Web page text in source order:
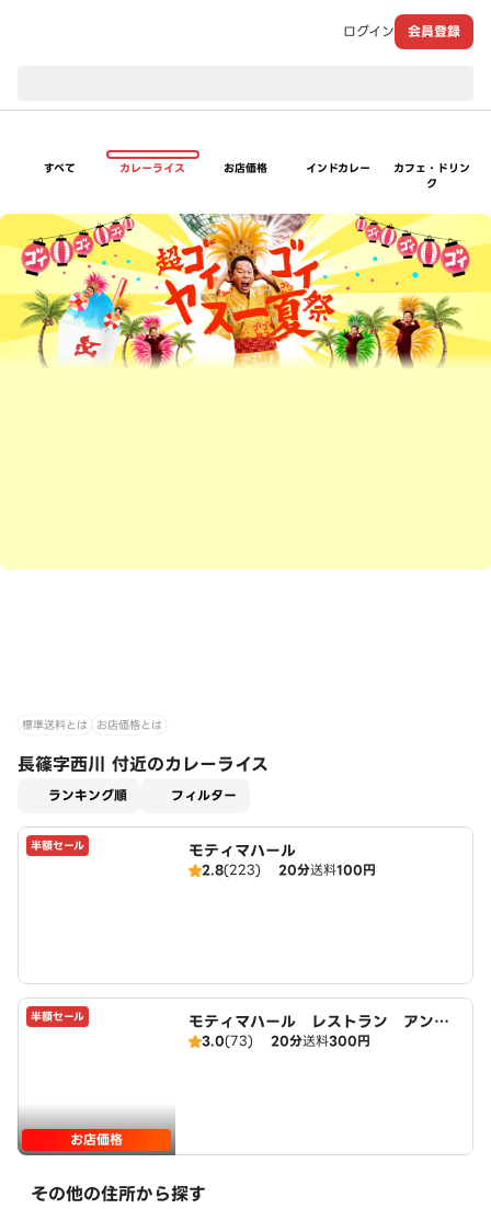
ログイン 会員登録
すべて カレーライス お店価格 インドカレー
カフェ・ドリン
ク
超ゴイゴイヤスー夏祭
標準送料とは お店価格とは
長篠字西川 付近のカレーライス
ランキング順 フィルター
半額セール モティマハール
2.8(223) 20分送料100円
半額セール
お店価格
モティマハール レストラン アンド
バー
3.0(73) 20分送料300円
その他の住所から探す